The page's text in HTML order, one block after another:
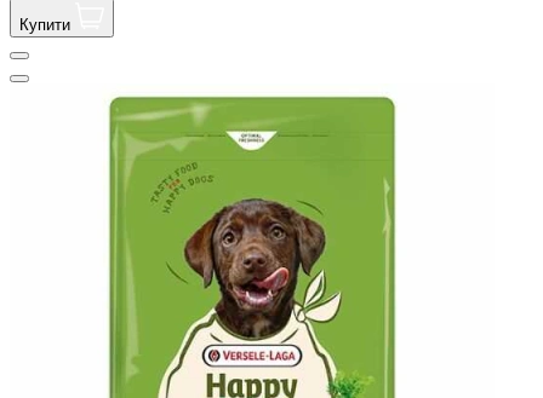
Купити